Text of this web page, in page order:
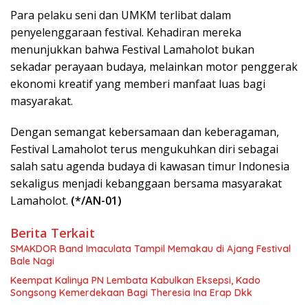
Para pelaku seni dan UMKM terlibat dalam
penyelenggaraan festival. Kehadiran mereka
menunjukkan bahwa Festival Lamaholot bukan
sekadar perayaan budaya, melainkan motor penggerak
ekonomi kreatif yang memberi manfaat luas bagi
masyarakat.
Dengan semangat kebersamaan dan keberagaman,
Festival Lamaholot terus mengukuhkan diri sebagai
salah satu agenda budaya di kawasan timur Indonesia
sekaligus menjadi kebanggaan bersama masyarakat
Lamaholot. (*/AN-01)
Berita Terkait
SMAKDOR Band Imaculata Tampil Memakau di Ajang Festival
Bale Nagi
Keempat Kalinya PN Lembata Kabulkan Eksepsi, Kado
Songsong Kemerdekaan Bagi Theresia Ina Erap Dkk